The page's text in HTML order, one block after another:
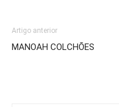
Artigo anterior
MANOAH COLCHÕES